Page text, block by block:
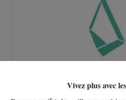
Vivez plus avec